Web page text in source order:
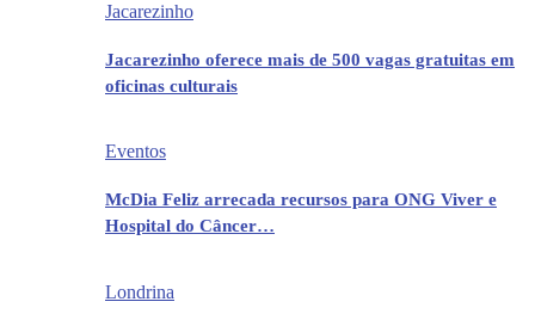
Jacarezinho
Jacarezinho oferece mais de 500 vagas gratuitas em
oficinas culturais
Eventos
McDia Feliz arrecada recursos para ONG Viver e
Hospital do Câncer…
Londrina